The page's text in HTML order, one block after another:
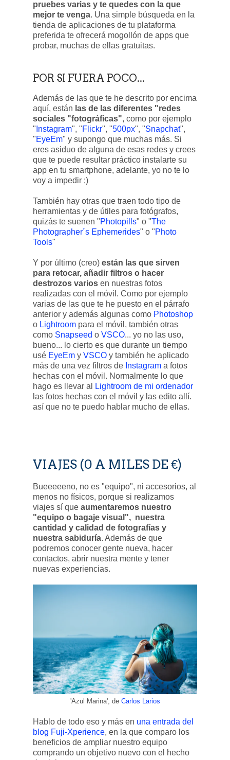
pruebes varias y te quedes con la que
mejor te venga. Una simple búsqueda en la
tienda de aplicaciones de tu plataforma
preferida te ofrecerá mogollón de apps que
probar, muchas de ellas gratuitas.
POR SI FUERA POCO...
Además de las que te he descrito por encima
aquí, están las de las diferentes "redes
sociales "fotográficas", como por ejemplo
" Instagram", "Flickr", "500px", "Snapchat",
"EyeEm" y supongo que muchas más. Si
eres asiduo de alguna de esas redes y crees
que te puede resultar práctico instalarte su
app en tu smartphone, adelante, yo no te lo
voy a impedir ;)
También hay otras que traen todo tipo de
herramientas y de útiles para fotógrafos,
quizás te suenen "Photopills" o "The
Photographer´s Ephemerides" o "Photo
Tools"
Y por último (creo) están las que sirven
para retocar, añadir filtros o hacer
destrozos varios en nuestras fotos
realizadas con el móvil. Como por ejemplo
varias de las que te he puesto en el párrafo
anterior y además algunas como Photoshop
o Lightroom para el móvil, también otras
como Snapseed o VSCO... yo no las uso,
bueno... lo cierto es que durante un tiempo
usé EyeEm y VSCO y también he aplicado
más de una vez filtros de Instagram a fotos
hechas con el móvil. Normalmente lo que
hago es llevar al
Lightroom de mi ordenador
las fotos hechas con el móvil y las edito allí.
así que no te puedo hablar mucho de ellas.
VIAJES (0 A MILES DE €)
Bueeeeeno, no es "equipo", ni accesorios, al
menos no físicos, porque si realizamos
viajes sí que aumentaremos nuestro
"equipo o bagaje visual", nuestra
cantidad y calidad de fotografías y
nuestra sabiduría. Además de que
podremos conocer gente nueva, hacer
contactos, abrir nuestra mente y tener
nuevas experiencias.
'Azul Marina', de Carlos Larios
Hablo de todo eso y más en una entrada del
blog Fuji-Xperience, en la que comparo los
beneficios de ampliar nuestro equipo
comprando un objetivo nuevo con el hecho